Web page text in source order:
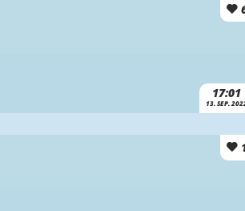
17:01
13. SEP.